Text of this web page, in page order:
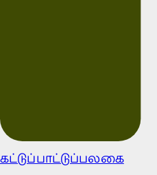
கட்டுப்பாட்டுப்பலகை